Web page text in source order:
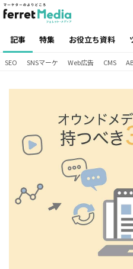
記事 特集 お役立ち資料
SEO SNSマーケ Web広告 CMS